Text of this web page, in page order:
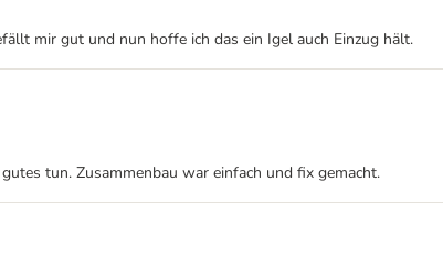
mir gut und nun hoffe ich das ein Igel auch Einzug hält.
tun. Zusammenbau war einfach und fix gemacht.